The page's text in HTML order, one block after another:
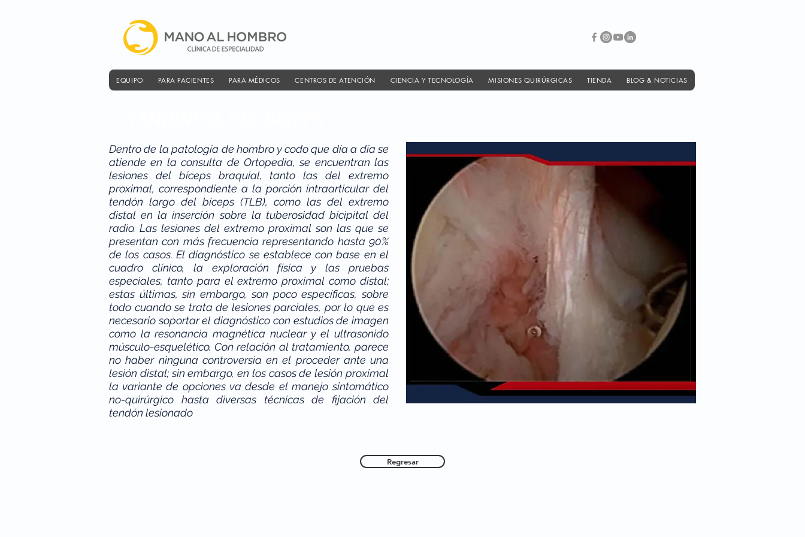
EQUIPO PARA PACIENTES PARA MÉDICOS CENTROS DE ATENCIÓN CIENCIA Y TECNOLOGÍA MISIONES QUIRÚRGICAS TIENDA BLOG & NOTICIAS
Dentro de la patología de hombro y codo que día a día se
atiende en la consulta de Ortopedia, se encuentran las
lesiones del bíceps braquial, tanto las del extremo
proximal, correspondiente a la porción intraarticular del
tendón largo del bíceps (TLB), como las del extremo
distal en la inserción sobre la tuberosidad bicipital del
radio. Las lesiones del extremo proximal son las que se
presentan con más frecuencia representando hasta 90%
de los casos. El diagnóstico se establece con base en el
cuadro clínico, la exploración física y las pruebas
especiales, tanto para el extremo proximal como distal;
estas últimas, sin embargo, son poco específicas, sobre
todo cuando se trata de lesiones parciales, por lo que es
necesario soportar el diagnóstico con estudios de imagen
como la resonancia magnética nuclear y el ultrasonido
músculo-esquelético. Con relación al tratamiento, parece
no haber ninguna controversia en el proceder ante una
lesión distal; sin embargo, en los casos de lesión proximal
la variante de opciones va desde el manejo sintomático
no-quirúrgico hasta diversas técnicas de fijación del
tendón lesionado
Regresar